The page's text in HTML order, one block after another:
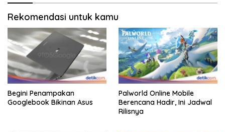
Rekomendasi untuk kamu
Begini Penampakan
Googlebook Bikinan Asus
Palworld Online Mobile
Berencana Hadir, Ini Jadwal
Rilisnya